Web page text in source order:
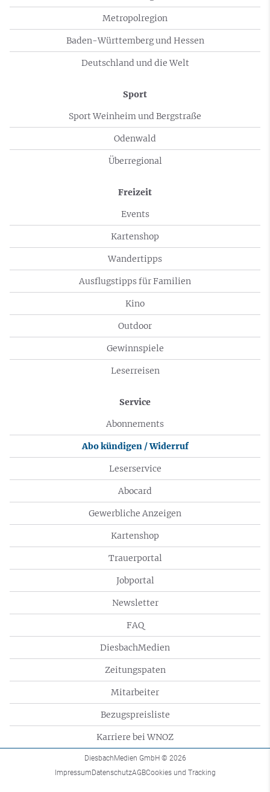
Metropolregion
Baden-Württemberg und Hessen
Deutschland und die Welt
Sport
Sport Weinheim und Bergstraße
Odenwald
Überregional
Freizeit
Events
Kartenshop
Wandertipps
Ausflugstipps für Familien
Kino
Outdoor
Gewinnspiele
Leserreisen
Service
Abonnements
Abo kündigen / Widerruf
Leserservice
Abocard
Gewerbliche Anzeigen
Kartenshop
Trauerportal
Jobportal
Newsletter
FAQ
DiesbachMedien
Zeitungspaten
Mitarbeiter
Bezugspreisliste
Karriere bei WNOZ
DiesbachMedien GmbH © 2026
ImpressumDatenschutzAGBCookies und Tracking